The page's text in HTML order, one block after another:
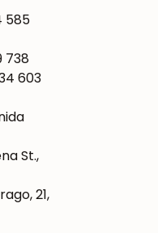
585
738
603
St.,
21,